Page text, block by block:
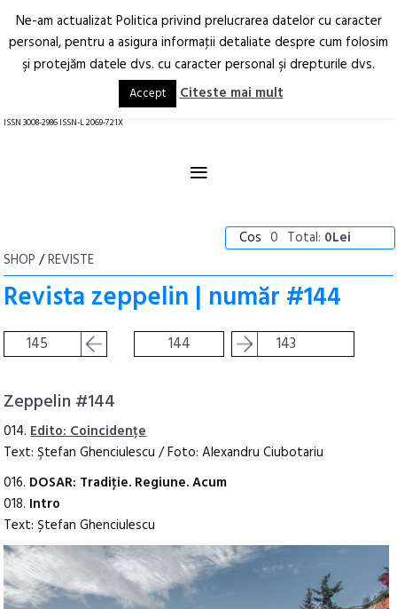
Arhitectură.
Oraș.
RO EN
ISSN 3008-2986 ISSN-L 2069-721X
≡
Cos 0 Total: 0Lei
SHOP /REVISTE
Revista zeppelin | număr #144
145 144 143
Zeppelin #144
014.Edito: Coincidențe
Text: Ştefan Ghenciulescu / Foto: Alexandru Ciubotariu
016. DOSAR: Tradiţie. Regiune. Acum
018. Intro
Text: Ștefan Ghenciulescu
Ne-am actualizat Politica privind prelucrarea datelor cu caracter
personal, pentru a asigura informaţii detaliate despre cum folosim
şi protejăm datele dvs. cu caracter personal şi drepturile dvs.
Accept Citeste mai mult